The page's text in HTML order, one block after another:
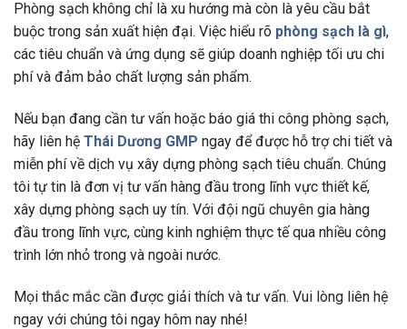
Phòng sạch không chỉ là xu hướng mà còn là yêu cầu bắt
buộc trong sản xuất hiện đại. Việc hiểu rõ phòng sạch là gì,
các tiêu chuẩn và ứng dụng sẽ giúp doanh nghiệp tối ưu chi
phí và đảm bảo chất lượng sản phẩm.
Nếu bạn đang cần tư vấn hoặc báo giá thi công phòng sạch,
hãy liên hệ Thái Dương GMP ngay để được hỗ trợ chi tiết và
miễn phí về dịch vụ xây dựng phòng sạch tiêu chuẩn. Chúng
tôi tự tin là đơn vị tư vấn hàng đầu trong lĩnh vực thiết kế,
xây dựng phòng sạch uy tín. Với đội ngũ chuyên gia hàng
đầu trong lĩnh vực, cùng kinh nghiệm thực tế qua nhiều công
trình lớn nhỏ trong và ngoài nước.
Mọi thắc mắc cần được giải thích và tư vấn. Vui lòng liên hệ
ngay với chúng tôi ngay hôm nay nhé!